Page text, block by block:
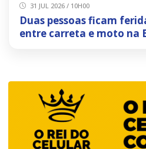
31 JUL 2026 / 10H00
Duas pessoas ficam
entre carreta e moto na